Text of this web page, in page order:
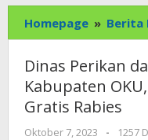
Homepage » Berita
Dinas Perikan
Kabupaten
Gratis Rabies
Oktober 7, 2023
oleh
-
1257